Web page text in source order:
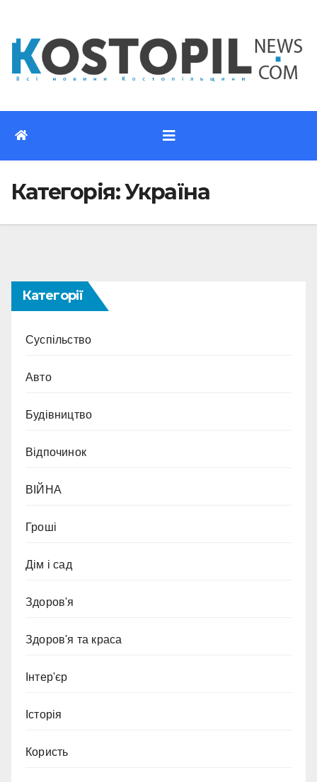
вмісту
Категорія:Україна
Категорії
Cуспільство
Авто
Будівництво
Відпочинок
ВІЙНА
Гроші
Дім і сад
Здоров'я
Здоров'я та краса
Інтер'єр
Історія
Користь